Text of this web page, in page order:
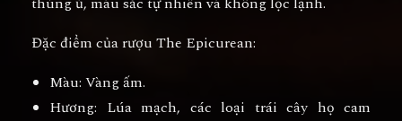
Đặc điểm của rượu The Epicurean:
Màu: Vàng ấm.
Hương: Lúa mạch, các loại trái cây họ cam